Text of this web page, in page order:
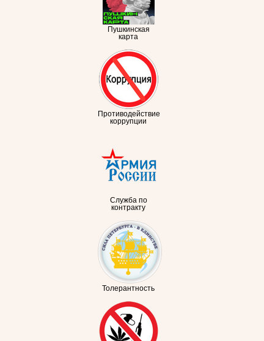
Пушкинская
карта
Противодействие
коррупции
Служба по
контракту
Толерантность